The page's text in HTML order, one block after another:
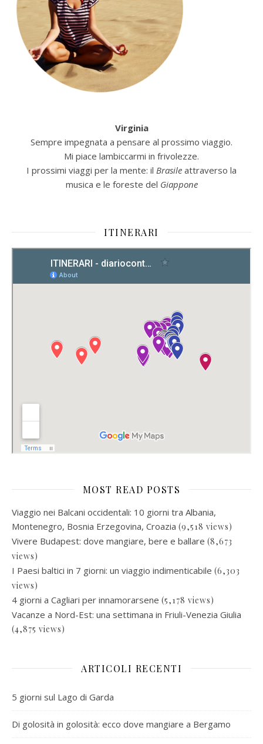
Virginia
Sempre impegnata a pensare al prossimo viaggio.
Mi piace lambiccarmi in frivolezze.
I prossimi viaggi per la mente: il Brasile attraverso la
musica e le foreste del Giappone
ITINERARI
MOST READ POSTS
Viaggio nei Balcani occidentali: 10 giorni tra Albania,
Montenegro, Bosnia Erzegovina, Croazia (9,518 views)
Vivere Budapest: dove mangiare, bere e ballare (8,673
views)
I Paesi baltici in 7 giorni: un viaggio indimenticabile (6,303
views)
4 giorni a Cagliari per innamorarsene (5,178 views)
Vacanze a Nord-Est: una settimana in Friuli-Venezia Giulia
(4,875 views)
ARTICOLI RECENTI
5 giorni sul Lago di Garda
Di golosità in golosità: ecco dove mangiare a Bergamo